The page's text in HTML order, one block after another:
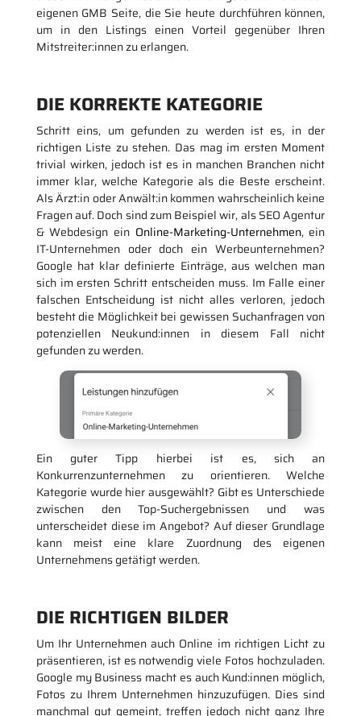
eigenen GMB Seite, die Sie heute durchführen können,
um in den Listings einen Vorteil gegenüber Ihren
Mitstreiter:innen zu erlangen.
DIE KORREKTE KATEGORIE
Schritt eins, um gefunden zu werden ist es, in der
richtigen Liste zu stehen. Das mag im ersten Moment
trivial wirken, jedoch ist es in manchen Branchen nicht
immer klar, welche Kategorie als die Beste erscheint.
Als Ärzt:in oder Anwält:in kommen wahrscheinlich keine
Fragen auf. Doch sind zum Beispiel wir, als SEO Agentur
& Webdesign ein Online-Marketing-Unternehmen, ein
IT-Unternehmen oder doch ein Werbeunternehmen?
Google hat klar definierte Einträge, aus welchen man
sich im ersten Schritt entscheiden muss. Im Falle einer
falschen Entscheidung ist nicht alles verloren, jedoch
besteht die Möglichkeit bei gewissen Suchanfragen von
potenziellen Neukund:innen in diesem Fall nicht
gefunden zu werden.
Ein guter Tipp hierbei ist es, sich an
Konkurrenzunternehmen zu orientieren. Welche
Kategorie wurde hier ausgewählt? Gibt es Unterschiede
zwischen den Top-Suchergebnissen und was
unterscheidet diese im Angebot? Auf dieser Grundlage
kann meist eine klare Zuordnung des eigenen
Unternehmens getätigt werden.
DIE RICHTIGEN BILDER
Um Ihr Unternehmen auch Online im richtigen Licht zu
präsentieren, ist es notwendig viele Fotos hochzuladen.
Google my Business macht es auch Kund:innen möglich,
Fotos zu Ihrem Unternehmen hinzuzufügen. Dies sind
manchmal gut gemeint, treffen jedoch nicht ganz Ihre